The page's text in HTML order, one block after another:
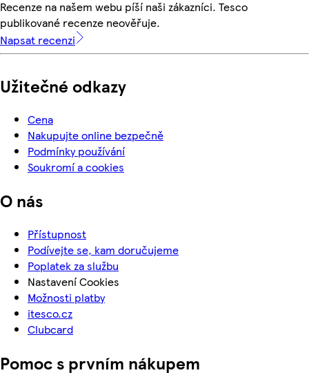
Recenze na našem webu píší naši zákazníci. Tesco
publikované recenze neověřuje.
Napsat recenzi
Užitečné odkazy
Cena
Nakupujte online bezpečně
Podmínky používání
Soukromí a cookies
O nás
Přístupnost
Podívejte se, kam doručujeme
Poplatek za službu
Nastavení Cookies
Možnosti platby
itesco.cz
Clubcard
Pomoc s prvním nákupem